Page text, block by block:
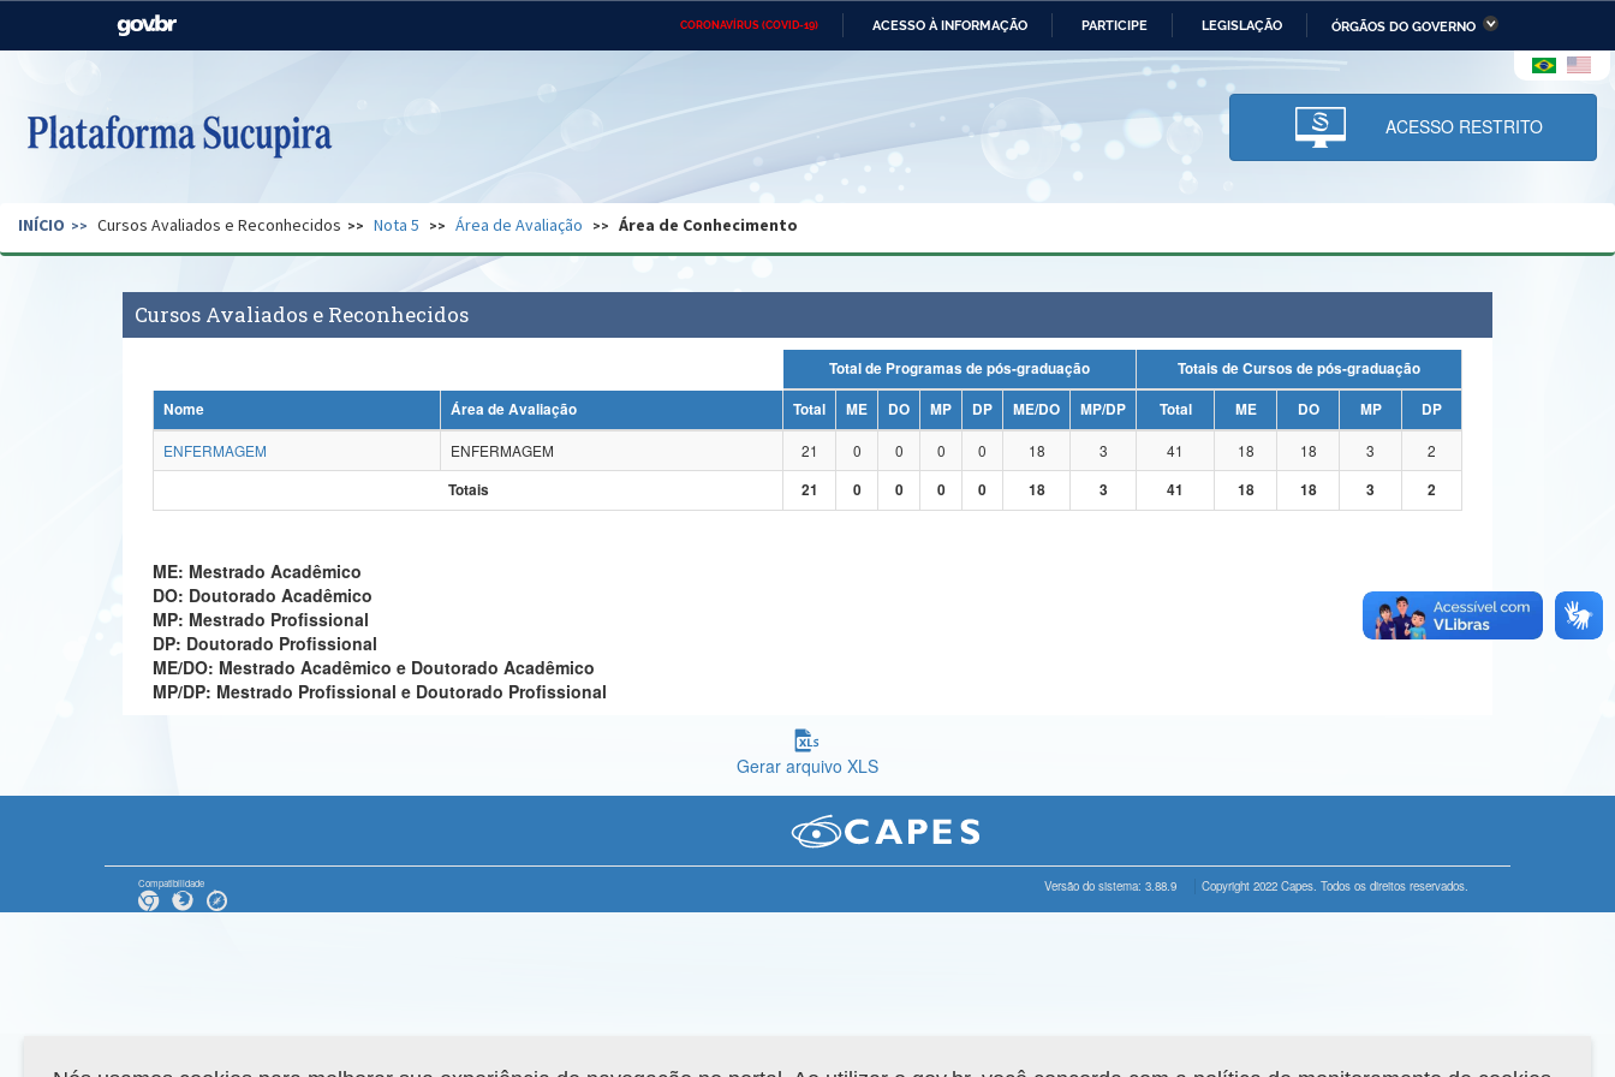
CORONAVÍRUS (COVID-19) ACESSO À INFORMAÇÃO PARTICIPE LEGISLAÇÃO ÓRGÃOS DO GOVERNO
Casa Civil Ministério das Relações Ministério da Economia Ministério da Infraestrutura
Pecuária e Abastecimento
Ministério da Ciência,
Tecnologia, Inovações e
Comunicações
Ministério do Desenvolvimento
Regional e dos Direitos Humanos
Secretaria de Governo Gabinete de Segurança Advocacia-Geral da União Banco Central do Brasil Planalto
ACESSO RESTRITO
INÍCIO Cursos Avaliados e Reconhecidos Nota 5 Área de Avaliação Área de Conhecimento
Cursos Avaliados e Reconhecidos
Total de Programas de pós-graduação
Totais de Cursos de pós-graduação
Nome
Área de Avaliação Total ME DO MP DP ME/DO MP/DP Total ME DO MP
DP
ENFERMAGEM
ENFERMAGEM 21 0 0 0 0 18 3 41 18 18 3
2
Totais
21 0 0 0 0 18 3 41 18 18 3 2
ME: Mestrado Acadêmico
DO: Doutorado Acadêmico
MP: Mestrado Profissional
DP: Doutorado Profissional
ME/DO: Mestrado Acadêmico e Doutorado Acadêmico
MP/DP: Mestrado Profissional e Doutorado Profissional
Gerar arquivo XLS
Compatibilidade Versão do sistema: 3.88.9 Copyright 2022 Capes. Todos os direitos reservados.